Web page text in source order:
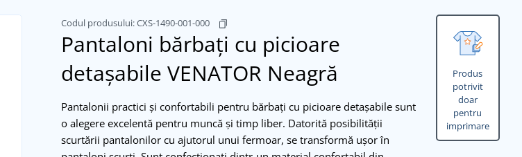
Produs
potrivit
doar
pentru
imprimare
Codul produsului:CXS-1490-001-000
Pantaloni bărbați cu picioare
detașabile VENATOR Neagră
Pantalonii practici și confortabili pentru bărbați cu picioare detașabile sunt
o alegere excelentă pentru muncă și timp liber. Datorită posibilității
scurtării pantalonilor cu ajutorul unui fermoar, se transformă ușor în